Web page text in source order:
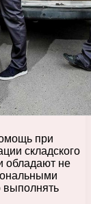
при
складского
обладают не
выполнять